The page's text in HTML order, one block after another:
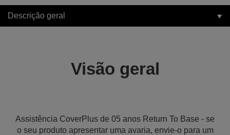
Descrição geral
Visão geral
Assistência CoverPlus de 05 anos Return To Base - se
o seu produto apresentar uma avaria, envie-o para um